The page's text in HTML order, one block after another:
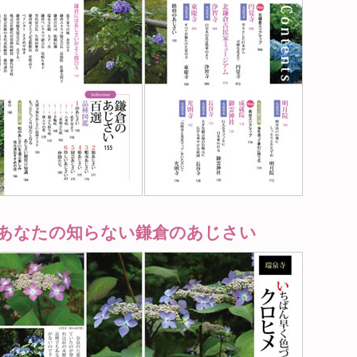
なたの知らない鎌倉のあじさい